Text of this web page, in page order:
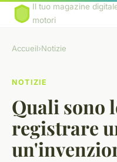
Il tuo magazine
motori
Accueil›Notizie
NOTIZIE
Quali sono
registrare